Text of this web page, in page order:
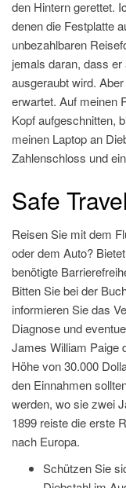
den Hintern gerettet.
denen die Festplatte
unbezahlbaren
jemals daran, dass
ausgeraubt wird.
erwartet. Auf meinen
Kopf aufgeschnitten,
meinen Laptop an
Zahlenschloss und
Safe
Reisen Sie mit dem
oder dem Auto?
benötigte
Bitten Sie bei der
informieren Sie das
Diagnose und
James William Paige
Höhe von 30.000
den Einnahmen
werden, wo sie zwei
1899 reiste die erste
nach Europa.
Schützen Sie